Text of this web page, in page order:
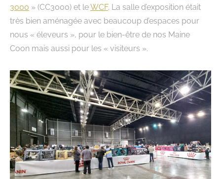
3000 » (CC3000) et leWCF. La salle d’exposition était
très bien aménagée avec beaucoup d’espaces pour
nous « éleveurs », pour le bien-être de nos Maine
Coon mais aussi pour les « visiteurs ».